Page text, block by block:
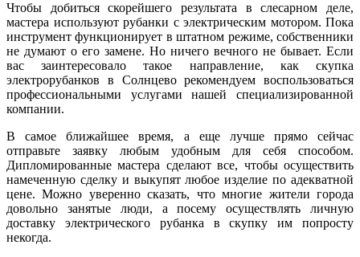
Чтобы добиться скорейшего результата в слесарном деле,
мастера используют рубанки с электрическим мотором. Пока
инструмент функционирует в штатном режиме, собственники
не думают о его замене. Но ничего вечного не бывает. Если
вас заинтересовало такое направление, как скупка
электрорубанков в Солнцево рекомендуем воспользоваться
профессиональными услугами нашей специализированной
компании.
В самое ближайшее время, а еще лучше прямо сейчас
отправьте заявку любым удобным для себя способом.
Дипломированные мастера сделают все, чтобы осуществить
намеченную сделку и выкупят любое изделие по адекватной
цене. Можно уверенно сказать, что многие жители города
довольно занятые люди, а посему осуществлять личную
доставку электрического рубанка в скупку им попросту
некогда.